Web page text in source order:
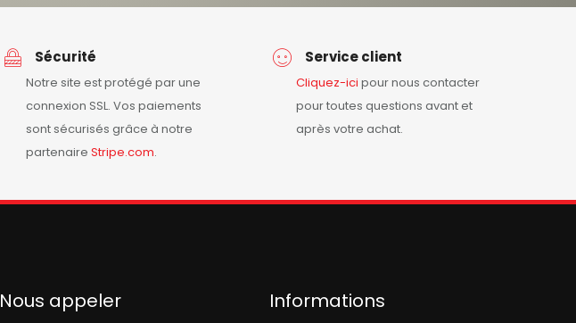
Sécurité
Notre site est protégé par une
connexion SSL. Vos paiements
sont sécurisés grâce à notre
partenaire Stripe.com.
Service client
Cliquez-ici pour nous contacter
pour toutes questions avant et
après votre achat.
Nous appeler Informations